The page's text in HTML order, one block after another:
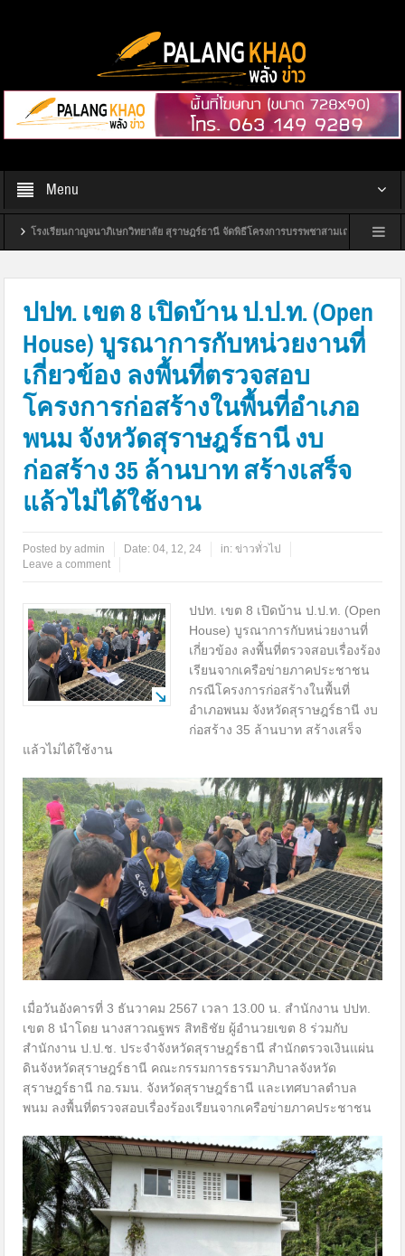
Menu
กาญจนาภิเษกวิทยาลัย สุราษฎร์ธานี จัดพิธีโครงการบรรพชาสามเณรถวายเป็นพระราชกุศลแ
ปปท. เขต 8 เปิดบ้าน ป.ป.ท. (Open
House) บูรณาการกับหน่วยงานที่
เกี่ยวข้อง ลงพื้นที่ตรวจสอบ
โครงการก่อสร้างในพื้นที่อำเภอ
พนม จังหวัดสุราษฎร์ธานี งบ
ก่อสร้าง 35 ล้านบาท สร้างเสร็จ
แล้วไม่ได้ใช้งาน
Posted byadmin Date:04, 12, 24 in:ข่าวทั่วไป
Leave a comment
ปปท. เขต 8 เปิดบ้าน ป.ป.ท. (Open
House) บูรณาการกับหน่วยงานที่
เกี่ยวข้อง ลงพื้นที่ตรวจสอบเรื่องร้อง
เรียนจากเครือข่ายภาคประชาชน
กรณีโครงการก่อสร้างในพื้นที่
อำเภอพนม จังหวัดสุราษฎร์ธานี งบ
ก่อสร้าง 35 ล้านบาท สร้างเสร็จ
แล้วไม่ได้ใช้งาน
เมื่อวันอังคารที่ 3 ธันวาคม 2567 เวลา 13.00 น. สำนักงาน ปปท.
เขต 8 นำโดย นางสาวณฐพร สิทธิชัย ผู้อำนวยเขต 8 ร่วมกับ
สำนักงาน ป.ป.ช. ประจำจังหวัดสุราษฎร์ธานี สำนักตรวจเงินแผ่น
ดินจังหวัดสุราษฎร์ธานี คณะกรรมการธรรมาภิบาลจังหวัด
สุราษฎร์ธานี กอ.รมน. จังหวัดสุราษฎร์ธานี และเทศบาลตำบล
พนม ลงพื้นที่ตรวจสอบเรื่องร้องเรียนจากเครือข่ายภาคประชาชน